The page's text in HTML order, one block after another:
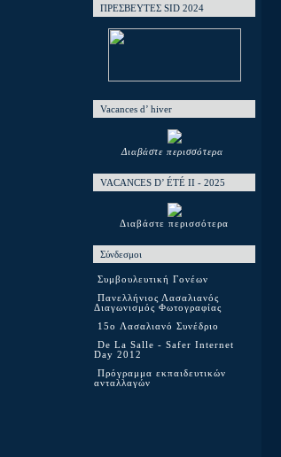
ΠΡΕΣΒΕΥΤΕΣ SID 2024
Vacances d’ hiver
Διαβάστε περισσότερα
VACANCES D’ ÉTÉ ΙΙ - 2025
Διαβάστε περισσότερα
Σύνδεσμοι
Συμβουλευτική Γονέων
Πανελλήνιος Λασαλιανός
Διαγωνισμός Φωτογραφίας
15o Λασαλιανό Συνέδριο
De La Salle - Safer Internet
Day 2012
Πρόγραμμα εκπαιδευτικών
ανταλλαγών